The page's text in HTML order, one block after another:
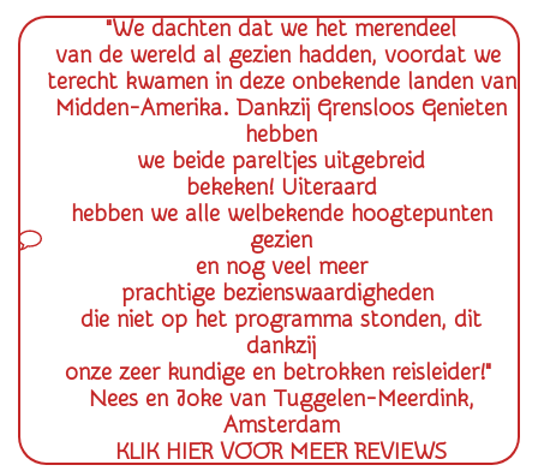
"We dachten dat we het merendeel
van de wereld al gezien hadden, voordat we
terecht kwamen in deze onbekende landen van
Midden-Amerika. Dankzij Grensloos Genieten
hebben
we beide pareltjes uitgebreid
bekeken! Uiteraard
hebben we alle welbekende hoogtepunten
gezien
en nog veel meer
prachtige bezienswaardigheden
die niet op het programma stonden, dit
dankzij
onze zeer kundige en betrokken reisleider!"
Nees en Joke van Tuggelen-Meerdink,
Amsterdam
KLIK HIER VOOR MEER REVIEWS